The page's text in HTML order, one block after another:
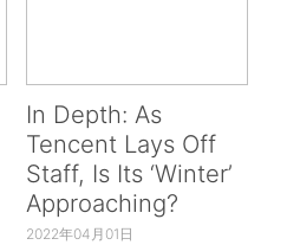
In Depth: As
Tencent Lays Off
Staff, Is Its ‘Winter’
Approaching?
2022年04月01日